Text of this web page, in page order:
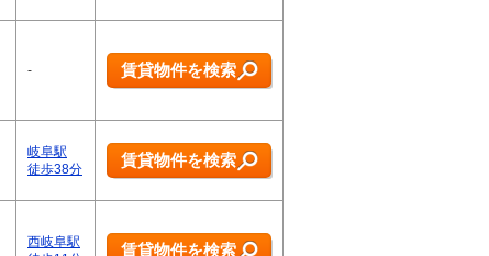
- 賃貸物件を検索
岐阜駅
徒歩38分
賃貸物件を検索
西岐阜駅
賃貸物件を検索